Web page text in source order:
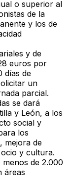
o superior al
de la
y los de
y de
euros por
días de
un
parcial.
se dará
y León, a los
social y
los
mejora de
y cultura.
de 2.000
áreas